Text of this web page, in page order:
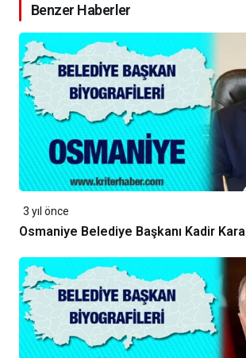
Benzer Haberler
3 yıl önce
Osmaniye Belediye Başkanı Kadir Kara